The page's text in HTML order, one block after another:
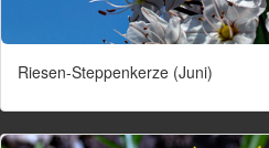
Riesen-Steppenkerze (Juni)